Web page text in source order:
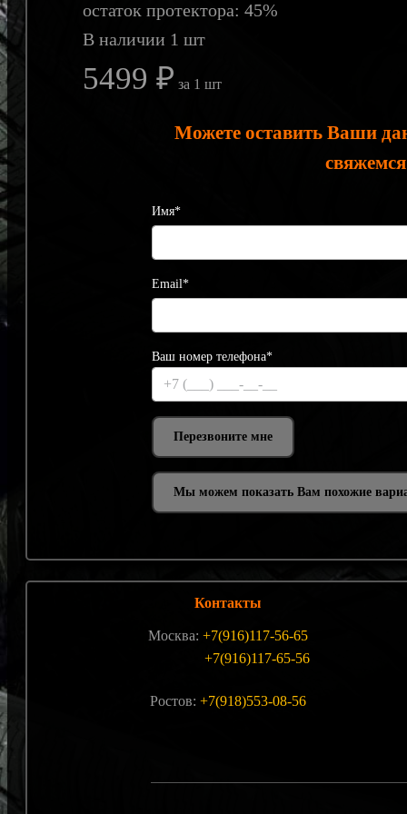
остаток протектора: 45%
В наличии 1 шт
5499 ₽ за 1 шт
Можете оставить Ваши
свяжемся
Имя*
Email*
Ваш номер телефона*
Мы можем показать Вам похожие
Контакты
Москва: +7(916)117-56-65
+7(916)117-65-56
Ростов: +7(918)553-08-56